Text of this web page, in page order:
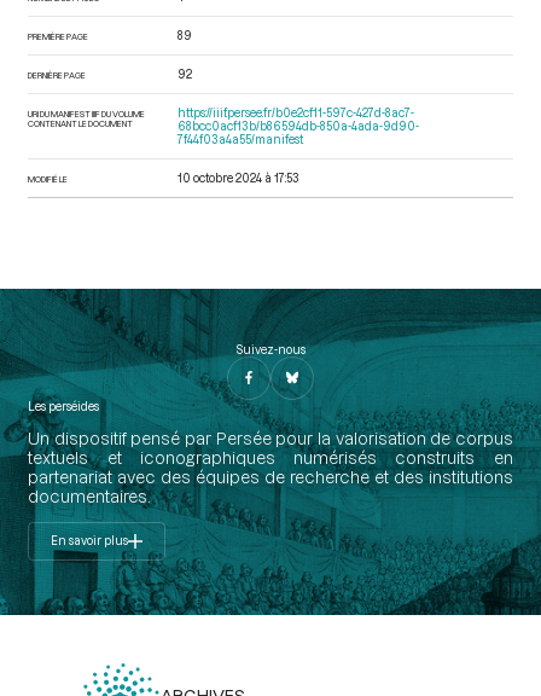
PREMIÈRE PAGE 89
DERNIÈRE PAGE 92
URI DU MANIFEST IIIF DU VOLUME
CONTENANT LE DOCUMENT
https://iiif.persee.fr/b0e2cf11-597c-427d-8ac7-
68bcc0acf13b/b86594db-850a-4ada-9d90-
7f44f03a4a55/manifest
MODIFIÉ LE 10 octobre 2024 à 17:53
Suivez-nous
Les perséides
Un dispositif pensé par Persée pour la valorisation de corpus
textuels et iconographiques numérisés construits en
partenariat avec des équipes de recherche et des institutions
documentaires.
En savoir plus